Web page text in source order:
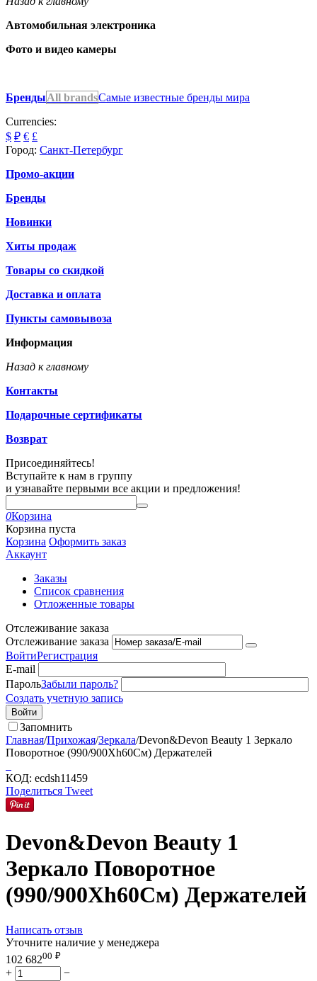
Автомобильная электроника
Фото и видео камеры
БрендыAll brandsСамые известные бренды мира
Currencies:
$ ₽ € £
Город: Санкт-Петербург
Промо-акции
Бренды
Новинки
Хиты продаж
Товары со скидкой
Доставка и оплата
Пункты самовывоза
Информация
Назад к главному
Контакты
Подарочные сертификаты
Возврат
Присоединяйтесь!
Вступайте к нам в группу
и узнавайте первыми все акции и предложения!
0Корзина
Корзина пуста
Корзина Оформить заказ
Аккаунт
Заказы
Список сравнения
Отложенные товары
Отслеживание заказа
Отслеживание заказа
ВойтиРегистрация
E-mail
ПарольЗабыли пароль?
Создать учетную запись
Войти
Запомнить
Главная/Прихожая/Зеркала/Devon&Devon Beauty 1 Зеркало
Поворотное (990/900Хh60См) Держателей
КОД: ecdsh11459
Поделиться Tweet
Devon&Devon Beauty 1
Зеркало Поворотное
(990/900Хh60См) Держателей
Написать отзыв
Уточните наличие у менеджера
102 68200 ₽
+ −